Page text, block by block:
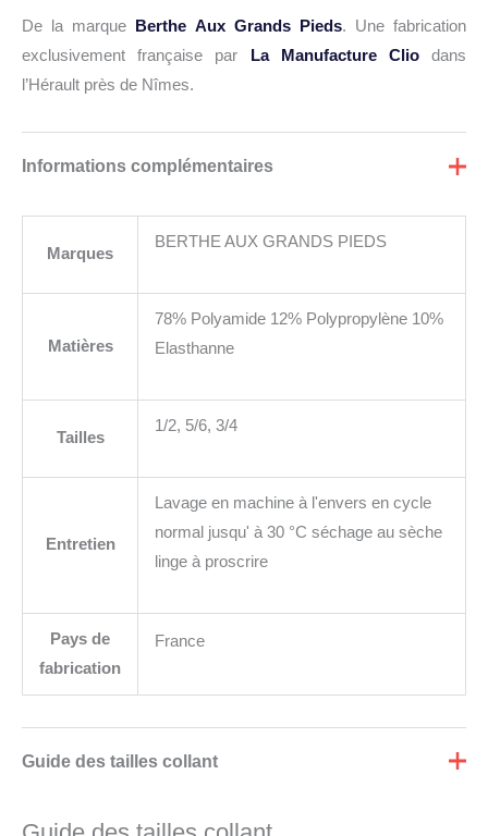
De la marque Berthe Aux Grands Pieds. Une fabrication
exclusivement française par
La Manufacture Cliodans
l’Hérault près de Nîmes.
Informations complémentaires
Marques
BERTHE AUX GRANDS PIEDS
Matières
78% Polyamide 12% Polypropylène 10%
Elasthanne
Tailles
1/2, 5/6, 3/4
Entretien
Lavage en machine à l'envers en cycle
normal jusqu' à 30 °C séchage au sèche
linge à proscrire
Pays de
fabrication
France
Guide des tailles collant